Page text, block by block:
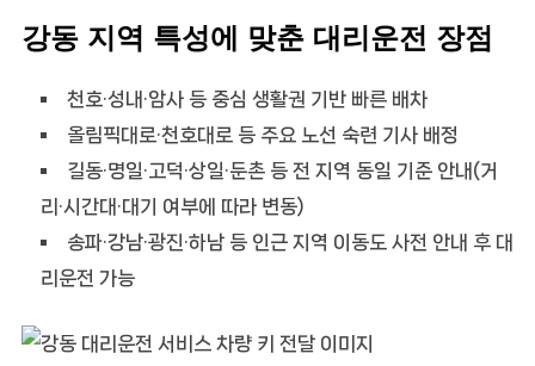
강동 지역 특성에 맞춘 대리운전 장점
천호·성내·암사 등 중심 생활권 기반 빠른 배차
올림픽대로·천호대로 등 주요 노선 숙련 기사 배정
길동·명일·고덕·상일·둔촌 등 전 지역 동일 기준 안내(거
리·시간대·대기 여부에 따라 변동)
송파·강남·광진·하남 등 인근 지역 이동도 사전 안내 후 대
리운전 가능